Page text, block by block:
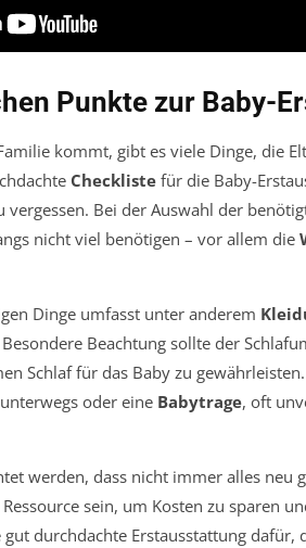
Punkte zur Baby-
kommt, gibt es viele Dinge, die
Checkliste für die Baby-
vergessen. Bei der Auswahl der
nicht viel benötigen – vor allem die
Dinge umfasst unter anderem
Besondere Beachtung sollte der
Schlaf für das Baby zu
oder eine Babytrage, oft
werden, dass nicht immer alles neu
sein, um Kosten zu sparen
durchdachte Erstausstattung dafür,